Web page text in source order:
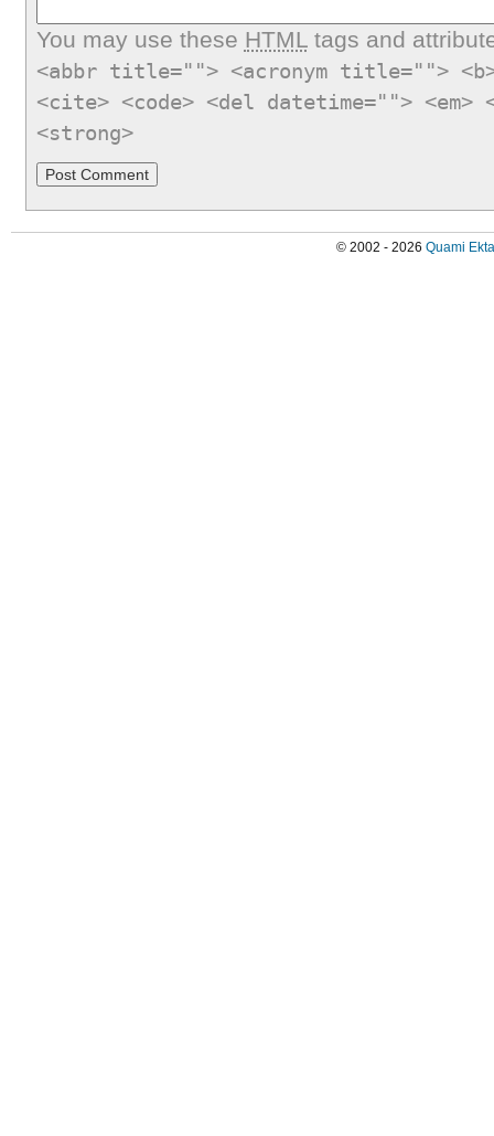
You may use these HTMLtags and
<abbr title=""> <acronym title="">
<cite> <code> <del datetime="">
<strong>
© 2002 - 2026 Quami